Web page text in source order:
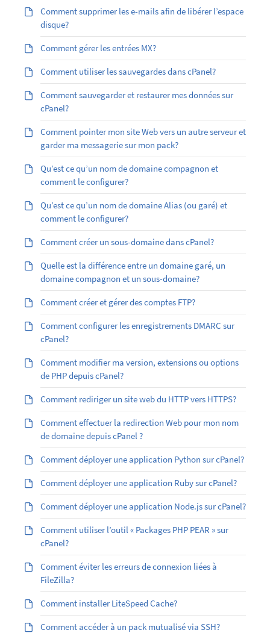
Comment supprimer les e-mails afin de libérer l’espace
disque?
Comment gérer les entrées MX?
Comment utiliser les sauvegardes dans cPanel?
Comment sauvegarder et restaurer mes données sur
cPanel?
Comment pointer mon site Web vers un autre serveur et
garder ma messagerie sur mon pack?
Qu’est ce qu’un nom de domaine compagnon et
comment le configurer?
Qu’est ­ce qu’un nom de domaine Alias (ou garé) et
comment le configurer?
Comment créer un sous-domaine dans cPanel?
Quelle est la différence entre un domaine garé, un
domaine compagnon et un sous-domaine?
Comment créer et gérer des comptes FTP?
Comment configurer les enregistrements DMARC sur
cPanel?
Comment modifier ma version, extensions ou options
de PHP depuis cPanel?
Comment rediriger un site web du HTTP vers HTTPS?
Comment effectuer la redirection Web pour mon nom
de domaine depuis cPanel ?
Comment déployer une application Python sur cPanel?
Comment déployer une application Ruby sur cPanel?
Comment déployer une application Node.js sur cPanel?
Comment utiliser l’outil « Packages PHP PEAR » sur
cPanel?
Comment éviter les erreurs de connexion liées à
FileZilla?
Comment installer LiteSpeed Cache?
Comment accéder à un pack mutualisé via SSH?